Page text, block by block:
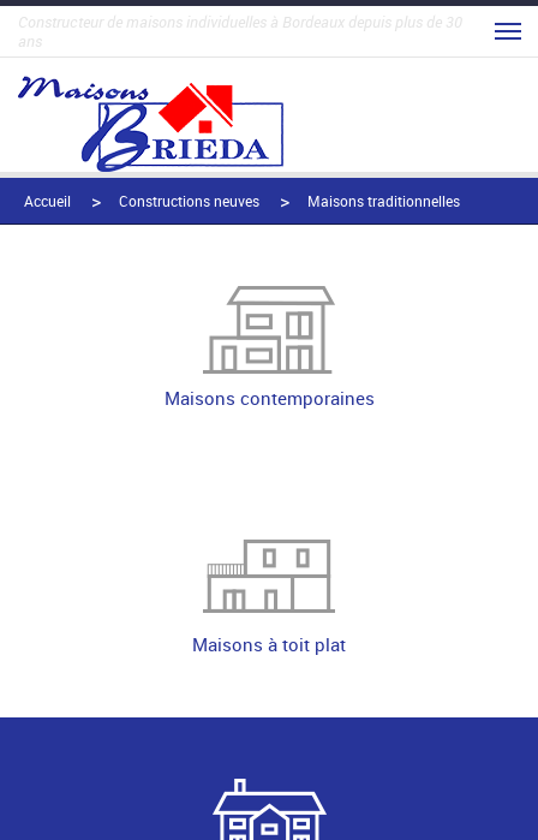
Constructeur de maisons individuelles à Bordeaux depuis plus de 30
ans
Accueil Constructions neuves Maisons traditionnelles
Maisons contemporaines
Maisons à toit plat